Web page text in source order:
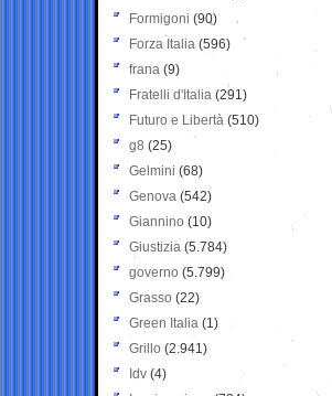
Formigoni (90)
Forza Italia (596)
frana (9)
Fratelli d'Italia (291)
Futuro e Libertà (510)
g8 (25)
Gelmini (68)
Genova (542)
Giannino (10)
Giustizia (5.784)
governo (5.799)
Grasso (22)
Green Italia (1)
Grillo (2.941)
Idv (4)